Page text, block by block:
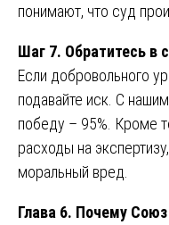
понимают, что суд
Шаг 7. Обратитесь в
Если добровольного
подавайте иск. С
победу – 95%. Кроме
расходы на
моральный вред.
Глава 6. Почему